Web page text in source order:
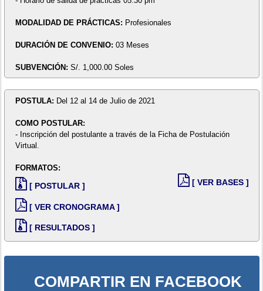
MODALIDAD DE PRÁCTICAS: Profesionales
DURACIÓN DE CONVENIO: 03 Meses
SUBVENCIÓN: S/. 1,000.00 Soles
POSTULA: Del 12 al 14 de Julio de 2021
COMO POSTULAR:
- Inscripción del postulante a través de la Ficha de Postulación
Virtual.
FORMATOS:
[ POSTULAR ]
[ VER CRONOGRAMA ]
[ RESULTADOS ]
[ VER BASES ]
COMPARTIR EN FACEBOOK